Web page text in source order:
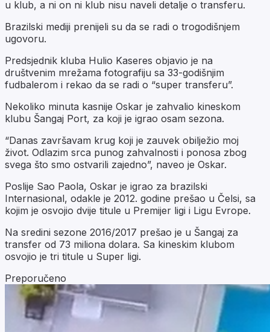
u klub, a ni on ni klub nisu naveli detalje o transferu.
Brazilski mediji prenijeli su da se radi o trogodišnjem
ugovoru.
Predsjednik kluba Hulio Kaseres objavio je na
društvenim mrežama fotografiju sa 33-godišnjim
fudbalerom i rekao da se radi o “super transferu”.
Nekoliko minuta kasnije Oskar je zahvalio kineskom
klubu Šangaj Port, za koji je igrao osam sezona.
“Danas završavam krug koji je zauvek obilježio moj
život. Odlazim srca punog zahvalnosti i ponosa zbog
svega što smo ostvarili zajedno”, naveo je Oskar.
Poslije Sao Paola, Oskar je igrao za brazilski
Internasional, odakle je 2012. godine prešao u Čelsi, sa
kojim je osvojio dvije titule u Premijer ligi i Ligu Evrope.
Na sredini sezone 2016/2017 prešao je u Šangaj za
transfer od 73 miliona dolara. Sa kineskim klubom
osvojio je tri titule u Super ligi.
Preporučeno